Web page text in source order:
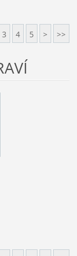
3 4 5 > >>